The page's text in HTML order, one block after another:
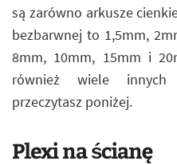
są zarówno arkusze
bezbarwnej to 1,5mm,
8mm, 10mm, 15mm i
również wiele
przeczytasz poniżej.
Plexi na ścianę